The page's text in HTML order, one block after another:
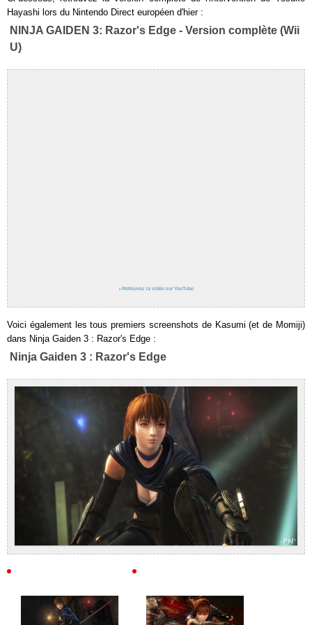
Hayashi lors du Nintendo Direct européen d'hier :
NINJA GAIDEN 3: Razor's Edge - Version complète (Wii
U)
› Retrouvez la vidéo sur YouTube
Voici également les tous premiers screenshots de Kasumi (et de Momiji)
dans Ninja Gaiden 3 : Razor's Edge :
Ninja Gaiden 3 : Razor's Edge